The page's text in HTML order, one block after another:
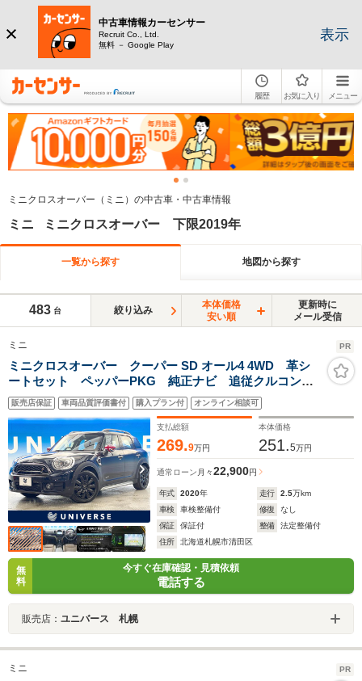
中古車情報カーセンサー
Recruit Co., Ltd.
無料 － Google Play
表示
履歴 お気に入り メニュー
ミニクロスオーバー（ミニ）の中古車・中古車情報
ミニ ミニクロスオーバー 下限2019年
一覧から探す 地図から探す
483 台 絞り込み
本体価格
安い順
更新時に
メール受信
ミニ PR
ミニクロスオーバー クーパー SD オール4 4WD 革シ
ートセット ペッパーPKG 純正ナビ 追従クルコン
シートヒーター パワーシート 衝突軽減システム バ
ックカメラ bluetooth 禁煙車 ETC クリアランスソ
ナー 4WD
販売店保証 車両品質評価書付 購入プラン付 オンライン相談可
支払総額
269.9万円
本体価格
251.5万円
通常ローン 月々22,900円
年式 2020年 走行 2.5万km
車検
車検整備付 修復
なし
保証
保証付 整備
法定整備付
住所
北海道札幌市清田区
無
料
今すぐ在庫確認・見積依頼
電話する
販売店： ユニバース 札幌
ミニ PR